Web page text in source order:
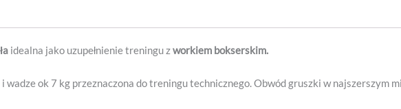
idealna jako uzupełnienie treningu zworkiem bokserskim.
wadze ok 7 kg przeznaczona do treningu technicznego. Obwód gruszki w najszerszym